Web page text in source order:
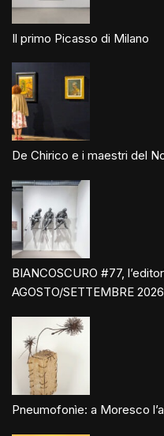
Il primo Picasso di Milano
De Chirico e i maestri del
BIANCOSCURO #77,
AGOSTO/SETTEMBRE 2026
Pneumofonìe: a Moresco